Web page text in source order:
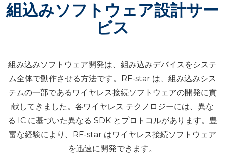
組込みソフトウェア設計サー
ビス
組み込みソフトウェア開発は、組み込みデバイスをシステ
ム全体で動作させる方法です。RF-star は、組み込みシス
テムの一部であるワイヤレス接続ソフトウェアの開発に貢
献してきました。各ワイヤレス テクノロジーには、異な
る IC に基づいた異なる SDK とプロトコルがあります。豊
富な経験により、RF-star はワイヤレス接続ソフトウェア
を迅速に開発できます。